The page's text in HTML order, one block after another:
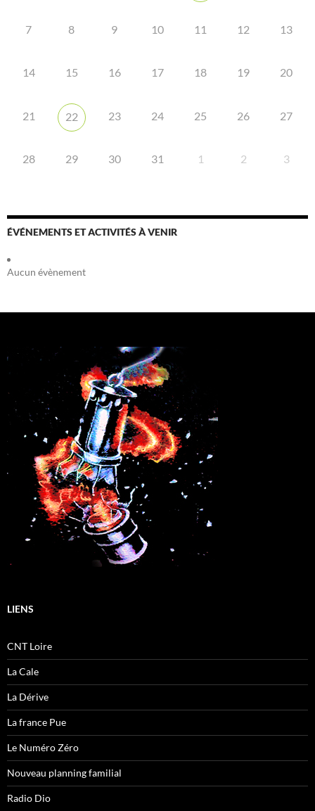
7 8 9 10 11 12 13
14 15 16 17 18 19 20
21 22 23 24 25 26 27
28 29 30 31 1 2 3
ÉVÉNEMENTS ET ACTIVITÉS À VENIR
Aucun évènement
LIENS
CNT Loire
La Cale
La Dérive
La france Pue
Le Numéro Zéro
Nouveau planning familial
Radio Dio